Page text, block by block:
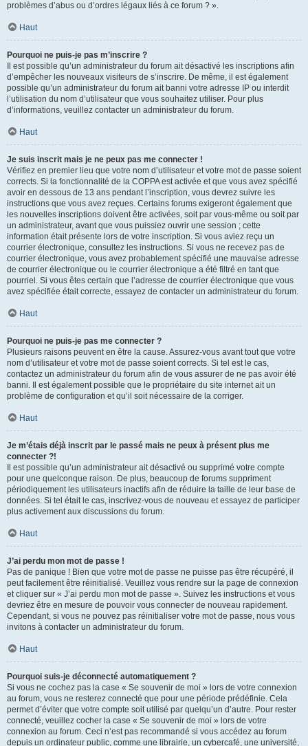
problèmes d’abus ou d’ordres légaux liés à ce forum ? ».
Haut
Pourquoi ne puis-je pas m’inscrire ?
Il est possible qu’un administrateur du forum ait désactivé les inscriptions afin
d’empêcher les nouveaux visiteurs de s’inscrire. De même, il est également
possible qu’un administrateur du forum ait banni votre adresse IP ou interdit
l’utilisation du nom d’utilisateur que vous souhaitez utiliser. Pour plus
d’informations, veuillez contacter un administrateur du forum.
Haut
Je suis inscrit mais je ne peux pas me connecter !
Vérifiez en premier lieu que votre nom d’utilisateur et votre mot de passe soient
corrects. Si la fonctionnalité de la COPPA est activée et que vous avez spécifié
avoir en dessous de 13 ans pendant l’inscription, vous devrez suivre les
instructions que vous avez reçues. Certains forums exigeront également que
les nouvelles inscriptions doivent être activées, soit par vous-même ou soit par
un administrateur, avant que vous puissiez ouvrir une session ; cette
information était présente lors de votre inscription. Si vous aviez reçu un
courrier électronique, consultez les instructions. Si vous ne recevez pas de
courrier électronique, vous avez probablement spécifié une mauvaise adresse
de courrier électronique ou le courrier électronique a été filtré en tant que
pourriel. Si vous êtes certain que l’adresse de courrier électronique que vous
avez spécifiée était correcte, essayez de contacter un administrateur du forum.
Haut
Pourquoi ne puis-je pas me connecter ?
Plusieurs raisons peuvent en être la cause. Assurez-vous avant tout que votre
nom d’utilisateur et votre mot de passe soient corrects. Si tel est le cas,
contactez un administrateur du forum afin de vous assurer de ne pas avoir été
banni. Il est également possible que le propriétaire du site internet ait un
problème de configuration et qu’il soit nécessaire de la corriger.
Haut
Je m’étais déjà inscrit par le passé mais ne peux à présent plus me
connecter ?!
Il est possible qu’un administrateur ait désactivé ou supprimé votre compte
pour une quelconque raison. De plus, beaucoup de forums suppriment
périodiquement les utilisateurs inactifs afin de réduire la taille de leur base de
données. Si tel était le cas, inscrivez-vous de nouveau et essayez de participer
plus activement aux discussions du forum.
Haut
J’ai perdu mon mot de passe !
Pas de panique ! Bien que votre mot de passe ne puisse pas être récupéré, il
peut facilement être réinitialisé. Veuillez vous rendre sur la page de connexion
et cliquer sur « J’ai perdu mon mot de passe ». Suivez les instructions et vous
devriez être en mesure de pouvoir vous connecter de nouveau rapidement.
Cependant, si vous ne pouvez pas réinitialiser votre mot de passe, nous vous
invitons à contacter un administrateur du forum.
Haut
Pourquoi suis-je déconnecté automatiquement ?
Si vous ne cochez pas la case « Se souvenir de moi » lors de votre connexion
au forum, vous ne resterez connecté que pour une période prédéfinie. Cela
permet d’éviter que votre compte soit utilisé par quelqu’un d’autre. Pour rester
connecté, veuillez cocher la case « Se souvenir de moi » lors de votre
connexion au forum. Ceci n’est pas recommandé si vous accédez au forum
depuis un ordinateur public, comme une librairie, un cybercafé, une université,